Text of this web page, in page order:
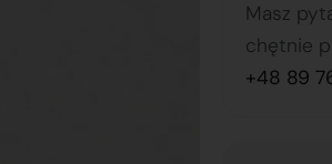
Masz
chętnie
+48 89